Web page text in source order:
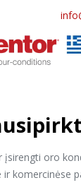
įsirengti oro
komercinėse